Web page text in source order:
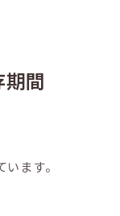
間
ます。